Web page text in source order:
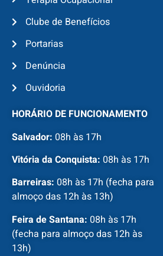
Clube de Benefícios
Portarias
Denúncia
Ouvidoria
HORÁRIO DE FUNCIONAMENTO
Salvador: 08h às 17h
Vitória da Conquista: 08h às 17h
Barreiras: 08h às 17h (fecha para
almoço das 12h às 13h)
Feira de Santana: 08h às 17h
(fecha para almoço das 12h às
13h)